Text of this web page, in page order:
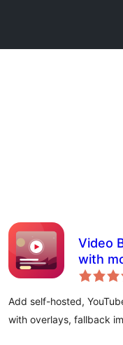
Video
with
Add self-hosted,
with overlays, fallback